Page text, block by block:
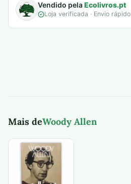
Vendido pelaEcolivros.pt
Loja verificada · Envio rápido
Mais deWoody Allen